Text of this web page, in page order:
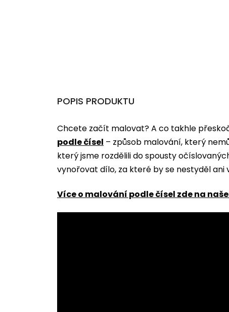
POPIS PRODUKTU
Chcete začít malovat? A co takhle
podle čísel ­­– způsob malování, který
který jsme rozdělili do spousty
vynořovat dílo, za které by se nestyděl ani
Více o malování podle čísel zde na